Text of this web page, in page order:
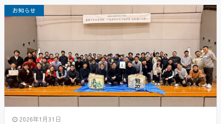
お知らせ
2026年1月31日